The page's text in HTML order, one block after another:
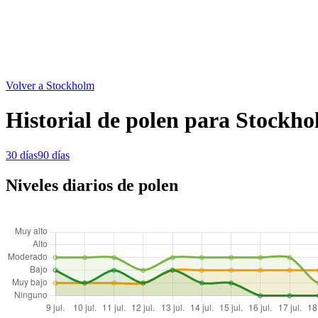
Volver a Stockholm
Historial de polen para
30 días90 días
Niveles diarios de polen